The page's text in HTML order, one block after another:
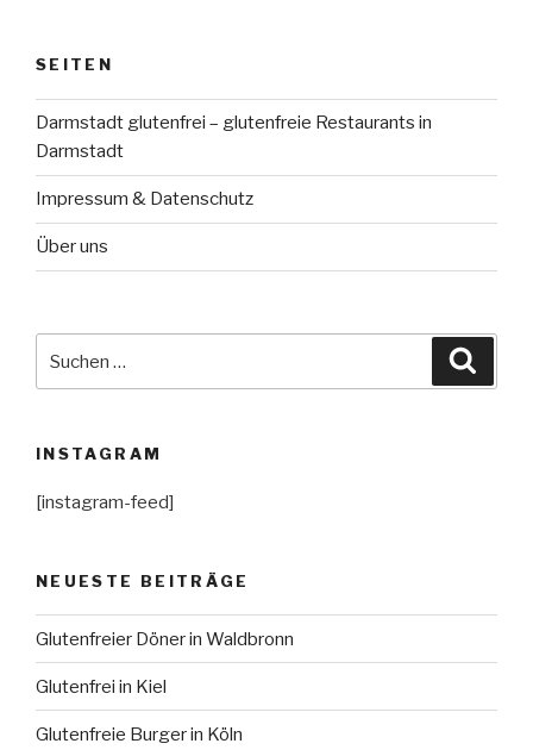
SEITEN
Darmstadt glutenfrei – glutenfreie Restaurants in
Darmstadt
Impressum & Datenschutz
Über uns
nach:
INSTAGRAM
[instagram-feed]
NEUESTE BEITRÄGE
Glutenfreier Döner in Waldbronn
Glutenfrei in Kiel
Glutenfreie Burger in Köln